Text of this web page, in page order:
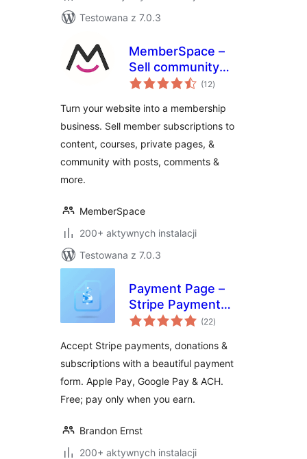
Testowana z 7.0.3
MemberSpace –
Sell community
access, content,
memberships and
paid subscriptions
(12wszystkich
ocen
)
Turn your website into a membership
business. Sell member subscriptions to
content, courses, private pages, &
community with posts, comments &
more.
MemberSpace
200+ aktywnych instalacji
Testowana z 7.0.3
Payment Page –
Stripe Payment
Forms for
Subscriptions &
Recurring
Payments
(22wszystkich
ocen
)
Accept Stripe payments, donations &
subscriptions with a beautiful payment
form. Apple Pay, Google Pay & ACH.
Free; pay only when you earn.
Brandon Ernst
200+ aktywnych instalacji